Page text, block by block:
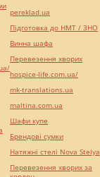
pereklad.ua
Підготовка до НМТ / ЗНО
Винна шафа
Перевезення хворих
hospice-life.com.ua/
mk-translations.ua
maltina.com.ua
Шафи купе
Брендові сумки
Натяжні стелі Nova Stelya
Перевезення хворих за